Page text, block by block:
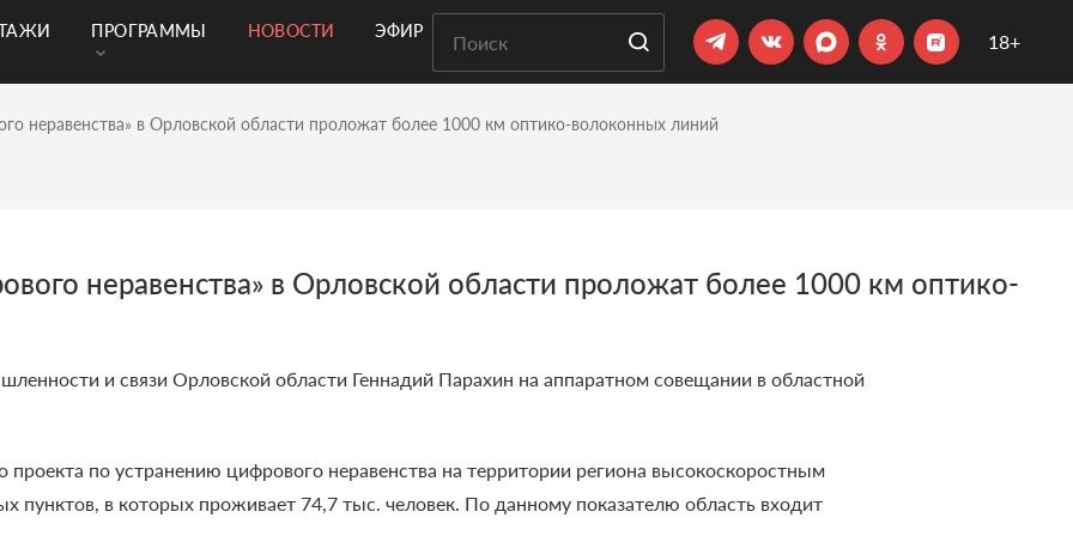
ПРОГРАММЫ НОВОСТИ ЭФИР 18+
неравенства» в Орловской области проложат более 1000 км оптико-волоконных линий
неравенства» в Орловской области проложат более 1000 км оптико-
и связи Орловской области Геннадий Парахин на аппаратном совещании в областной
по устранению цифрового неравенства на территории региона высокоскоростным
пунктов, в которых проживает 74,7 тыс. человек. По данному показателю область входит